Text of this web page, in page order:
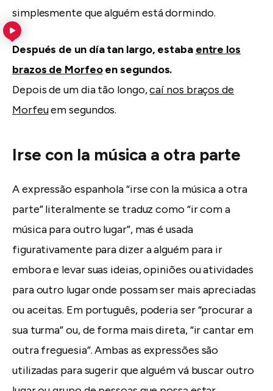
simplesmente que alguém está dormindo.
Después de un día tan largo, estaba entre los
brazos de Morfeoen segundos.
Depois de um dia tão longo,caí nos braços de
Morfeuem segundos.
Irse con la música a otra parte
A expressão espanhola “irse con la música a otra
parte” literalmente se traduz como “ir com a
música para outro lugar”, mas é usada
figurativamente para dizer a alguém para ir
embora e levar suas ideias, opiniões ou atividades
para outro lugar onde possam ser mais apreciadas
ou aceitas. Em português, poderia ser “procurar a
sua turma” ou, de forma mais direta, “ir cantar em
outra freguesia”. Ambas as expressões são
utilizadas para sugerir que alguém vá buscar outro